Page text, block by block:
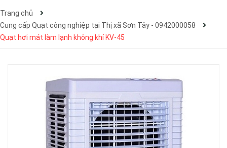
Trang chủ
Cung cấp Quạt công nghiệp tại Thị xã Sơn Tây - 0942000058
Quạt hơi mát làm lạnh không khí KV-45